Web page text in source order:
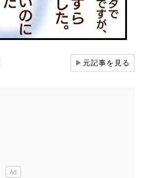
▶元記事を見る